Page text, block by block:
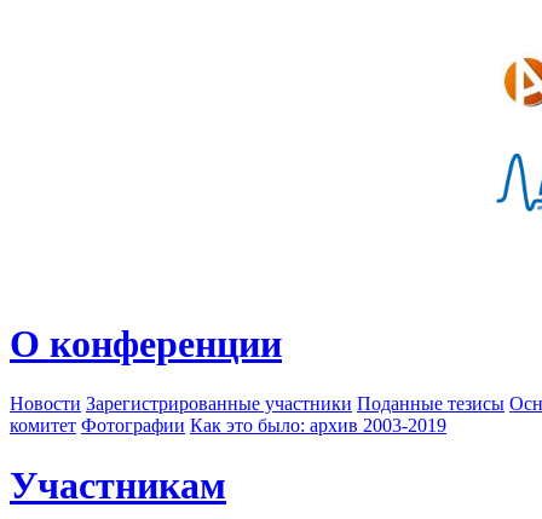
О конференции
Новости Зарегистрированные участники Поданные тезисы
комитет Фотографии Как это было: архив 2003-2019
Участникам